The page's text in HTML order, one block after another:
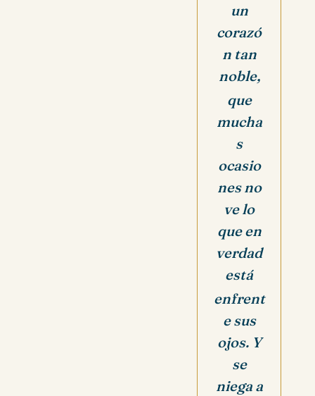
un
corazó
n tan
noble,
que
mucha
s
ocasio
nes no
ve lo
que en
verdad
está
enfrent
e sus
ojos. Y
se
niega a